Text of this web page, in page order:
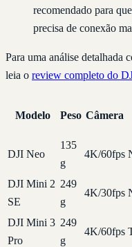
recomendado para
precisa de conexão
Para uma análise detalhada
leia o review completo do
Modelo Peso Câmera
DJI Neo
135
g
4K/60fps
DJI Mini 2
SE
249
g
4K/30fps
DJI Mini 3
Pro
249
g
4K/60fps